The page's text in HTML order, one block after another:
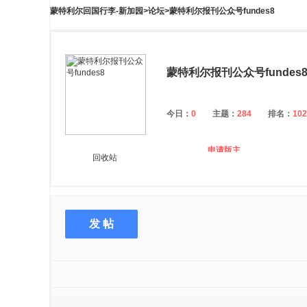
蒙特利尔回国行李-新加园>论坛>蒙特利尔报刊公众号fundes8
蒙特利尔报刊公众号fundes8
今日： 0 主题： 284 排名： 102
申请版主
回收站
发 帖